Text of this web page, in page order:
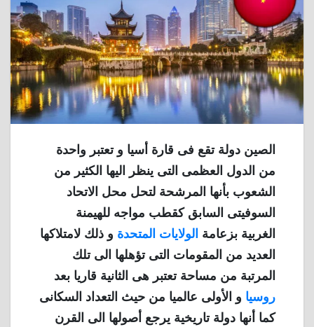
الصين دولة تقع فى قارة أسيا و تعتبر واحدة
من الدول العظمى التى ينظر اليها الكثير من
الشعوب بأنها المرشحة لتحل محل الاتحاد
السوفيتى السابق كقطب مواجه للهيمنة
الغربية بزعامة الولايات المتحدة و ذلك لامتلاكها
العديد من المقومات التى تؤهلها الى تلك
المرتبة من مساحة تعتبر هى الثانية قاريا بعد
روسيا و الأولى عالميا من حيث التعداد السكانى
كما أنها دولة تاريخية يرجع أصولها الى القرن